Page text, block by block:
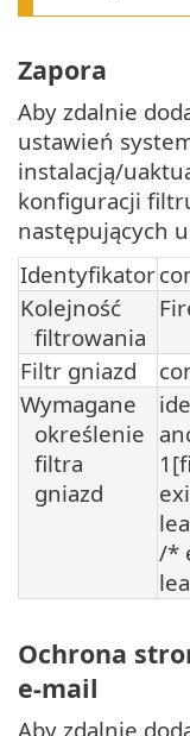
Zapora
Aby zdalnie
ustawień
instalacją/
konfiguracji
następujących
Identyfikator
Kolejność
filtrowania
Filtr gniazd
Wymagane
określenie
filtra
gniazd
/*
Ochrona
e-mail
Aby zdalnie